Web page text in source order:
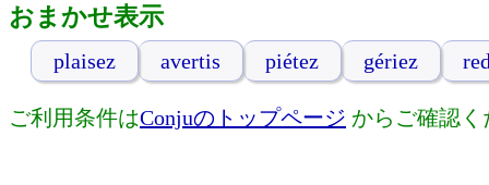
おまかせ表示
plaisez avertis piétez gériez
ご利用条件はConjuのトップページ からご確認く